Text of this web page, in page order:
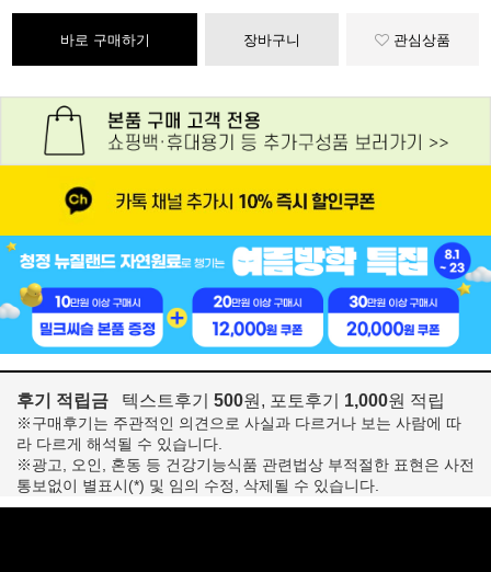
바로 구매하기 장바구니 관심상품
후기 적립금 텍스트후기 500원, 포토후기 1,000원 적립
※구매후기는 주관적인 의견으로 사실과 다르거나 보는 사람에 따
라 다르게 해석될 수 있습니다.
※광고, 오인, 혼동 등 건강기능식품 관련법상 부적절한 표현은 사전
통보없이 별표시(*) 및 임의 수정, 삭제될 수 있습니다.